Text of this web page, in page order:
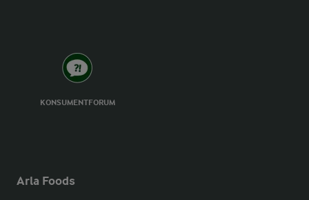
KONSUMENTFORUM
Arla Foods